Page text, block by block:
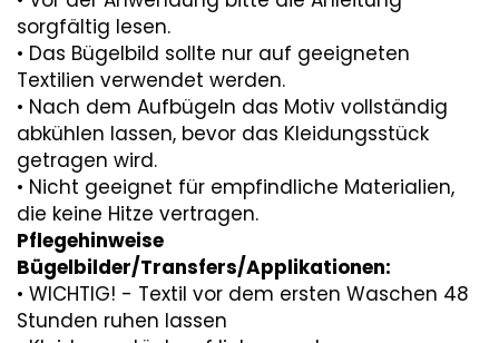
sorgfältig lesen.
• Das Bügelbild sollte nur auf geeigneten
Textilien verwendet werden.
• Nach dem Aufbügeln das Motiv vollständig
abkühlen lassen, bevor das Kleidungsstück
getragen wird.
• Nicht geeignet für empfindliche Materialien,
die keine Hitze vertragen.
Pflegehinweise
Bügelbilder/Transfers/Applikationen:
• WICHTIG! - Textil vor dem ersten Waschen 48
Stunden ruhen lassen